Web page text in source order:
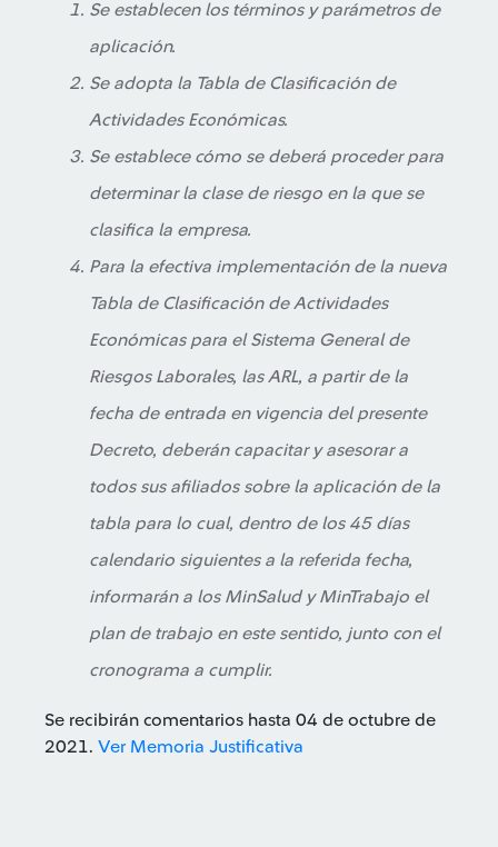
Se establecen los términos y parámetros de
aplicación.
Se adopta la Tabla de Clasificación de
Actividades Económicas.
Se establece cómo se deberá proceder para
determinar la clase de riesgo en la que se
clasifica la empresa.
Para la efectiva implementación de la nueva
Tabla de Clasificación de Actividades
Económicas para el Sistema General de
Riesgos Laborales, las ARL, a partir de la
fecha de entrada en vigencia del presente
Decreto, deberán capacitar y asesorar a
todos sus afiliados sobre la aplicación de la
tabla para lo cual, dentro de los 45 días
calendario siguientes a la referida fecha,
informarán a los MinSalud y MinTrabajo el
plan de trabajo en este sentido, junto con el
cronograma a cumplir.
Se recibirán comentarios hasta 04 de octubre de
2021. Ver Memoria Justificativa